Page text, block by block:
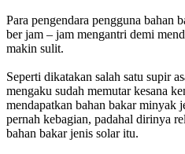
‎Para pengendara pengguna bahan
ber jam – jam mengantri demi
makin sulit.
‎Seperti dikatakan salah satu supir
mengaku sudah memutar kesana
mendapatkan bahan bakar minyak
pernah kebagian, padahal dirinya
bahan bakar jenis solar itu.